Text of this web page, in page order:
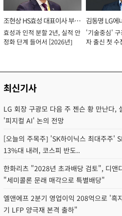
조현상 HS효성 대표이사 부회
장
효성과 인적 분할 2년, 실적 안
정화 단계 들어서 [2026년]
김동명 LG에
이사 사장
'기술중심'
자 출신 첫
최신기사
LG 회장 구광모 다음 주 젠슨 황 만난다,
'피지컬 AI' 논의 전망
[오늘의 주목주] 'SK하이닉스 최대주주'
13%대 내려, 코스피 반도..
한화리츠 "2028년 초과배당 검토", 디앤
"세미콜론 문래 매각으로 특별배당"
엘앤에프 2분기 영업이익 208억으로 '흑
기 LFP 양극재 본격 출하"